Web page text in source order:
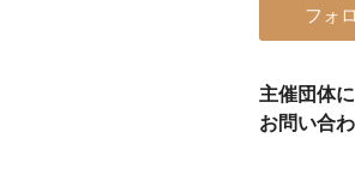
フォ
主催団体に
お問い合